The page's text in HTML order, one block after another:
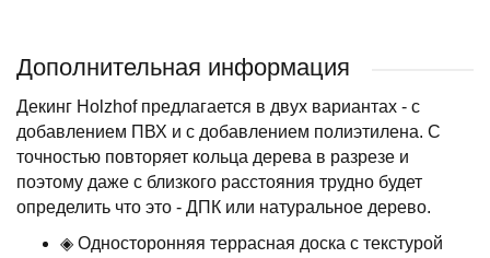
Дополнительная информация
Декинг Holzhof предлагается в двух вариантах - с
добавлением ПВХ и с добавлением полиэтилена. С
точностью повторяет кольца дерева в разрезе и
поэтому даже с близкого расстояния трудно будет
определить что это - ДПК или натуральное дерево.
◈ Односторонняя террасная доска с текстурой